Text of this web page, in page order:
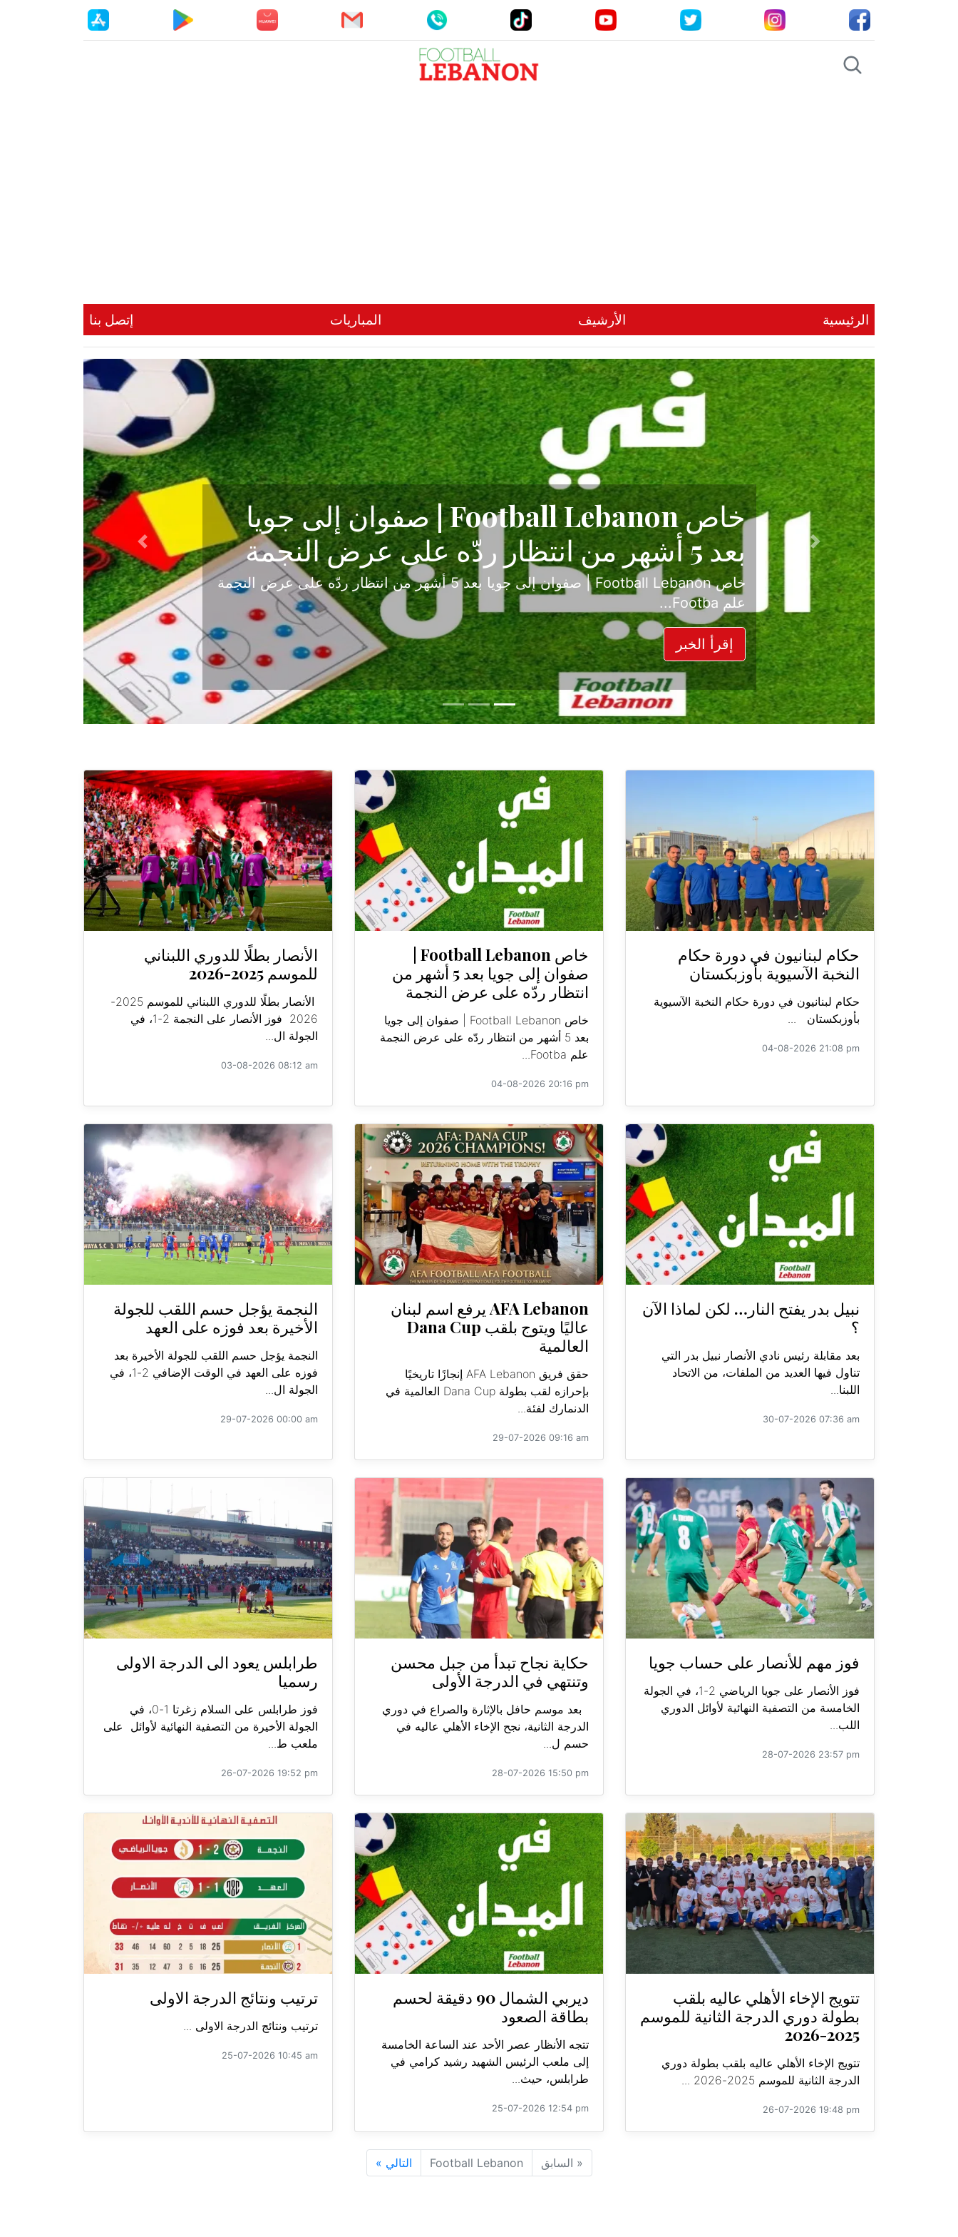
الرئيسية الأرشيف المباريات إتصل بنا
حكاية نجاح تبدأ من جبل محسن وتنتهي في
الدرجة الأولى
بعد موسم حافل بالإثارة والصراع في دوري الدرجة الثانية، نجح الإخاء الأهلي عاليه في
حسم ل...
إقرأ الخبر
Previous
Next
حكام لبنانيون في دورة حكام
النخبة الآسيوية بأوزبكستان
حكام لبنانيون في دورة حكام النخبة الآسيوية
بأوزبكستان ...
04-08-2026 21:08 pm
صفوان إلى جويا بعد 5 أشهر من
انتظار ردّه على عرض النجمة
خاص Football Lebanon | صفوان إلى جويا
بعد 5 أشهر من انتظار ردّه على عرض النجمة
علم Footba...
04-08-2026 20:16 pm
الأنصار بطلًا للدوري اللبناني
للموسم 2025-2026
الأنصار بطلًا للدوري اللبناني للموسم 2025-
2026 فوز الأنصار على النجمة 2-1، في
الجولة ال...
03-08-2026 08:12 am
نبيل بدر يفتح النار… لكن لماذا الآن
؟
بعد مقابلة رئيس نادي الأنصار نبيل بدر التي
تناول فيها العديد من الملفات، من الاتحاد
اللبنا...
30-07-2026 07:36 am
AFA Lebanon يرفع اسم لبنان
عاليًا ويتوج بلقب Dana Cup
العالمية
حقق فريق AFA Lebanon إنجازًا تاريخيًا
بإحرازه لقب بطولة Dana Cup العالمية في
الدنمارك لفئة...
29-07-2026 09:16 am
النجمة يؤجل حسم اللقب للجولة
الأخيرة بعد فوزه على العهد
النجمة يؤجل حسم اللقب للجولة الأخيرة بعد
فوزه على العهد في الوقت الإضافي 2-1، في
الجولة ال...
29-07-2026 00:00 am
فوز مهم للأنصار على حساب جويا
فوز الأنصار على جويا الرياضي 2-1، في الجولة
الخامسة من التصفية النهائية لأوائل الدوري
اللب...
28-07-2026 23:57 pm
حكاية نجاح تبدأ من جبل محسن
وتنتهي في الدرجة الأولى
بعد موسم حافل بالإثارة والصراع في دوري
الدرجة الثانية، نجح الإخاء الأهلي عاليه في
حسم ل...
28-07-2026 15:50 pm
طرابلس يعود الى الدرجة الاولى
رسميا
فوز طرابلس على السلام زغرتا 1-0، في
الجولة الأخيرة من التصفية النهائية لأوائل على
ملعب ط...
26-07-2026 19:52 pm
تتويج الإخاء الأهلي عاليه بلقب
بطولة دوري الدرجة الثانية للموسم
2025-2026
تتويج الإخاء الأهلي عاليه بلقب بطولة دوري
الدرجة الثانية للموسم 2025-2026 ...
26-07-2026 19:48 pm
ديربي الشمال 90 دقيقة لحسم
بطاقة الصعود
تتجه الأنظار عصر الأحد عند الساعة الخامسة
إلى ملعب الرئيس الشهيد رشيد كرامي في
طرابلس، حيث...
25-07-2026 12:54 pm
ترتيب ونتائج الدرجة الاولى
ترتيب ونتائج الدرجة الاولى ...
25-07-2026 10:45 am
« السابق Football Lebanon التالي »